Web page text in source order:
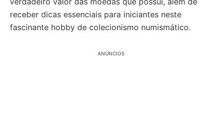
receber dicas essenciais para iniciantes neste
fascinante hobby de colecionismo numismático.
ANÚNCIOS